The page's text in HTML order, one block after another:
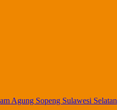
Agung Sopeng Sulawesi Selatan